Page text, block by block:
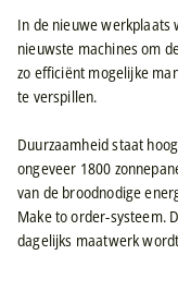
In de nieuwe werkplaats
nieuwste machines om
zo efficiënt mogelijke
te verspillen.
Duurzaamheid staat
ongeveer 1800
van de broodnodige
Make to order-systeem.
dagelijks maatwerk